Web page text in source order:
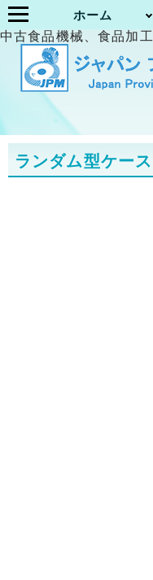
ホーム
中古食品機械、食品加
ランダム型ケー